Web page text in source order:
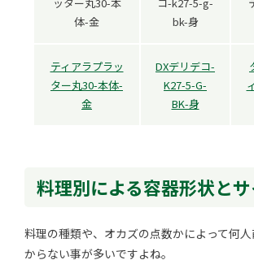
ティアラプラッ
ター丸30-本体-
金
DXデリデコ-
K27-5-G-
BK-身
料理別による容器形状と
料理の種類や、オカズの点数かによって何
からない事が多いですよね。